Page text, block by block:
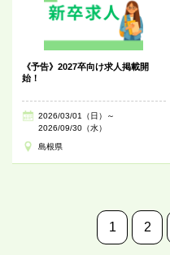
《予告》2027卒向け求人掲載開
始！
2026/03/01（日）～
2026/09/30（水）
島根県
1 2